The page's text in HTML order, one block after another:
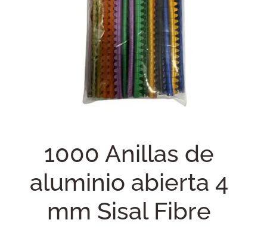
1000 Anillas de
aluminio abierta 4
mm Sisal Fibre